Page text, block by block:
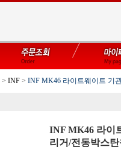
> INF > INF MK46 라이트웨이트 기
INF MK46 라이
리거/전동박스